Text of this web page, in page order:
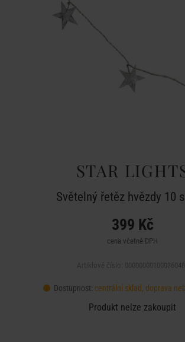
STAR
Světelný řetěz hvězdy 10
399 Kč
cena včetně DPH
Dostupnost: centrální sklad, doprava
Produkt nelze zakoupit